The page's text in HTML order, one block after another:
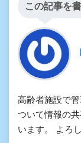
この記事を
高齢者施設で
ついて情報の
います。 よろ